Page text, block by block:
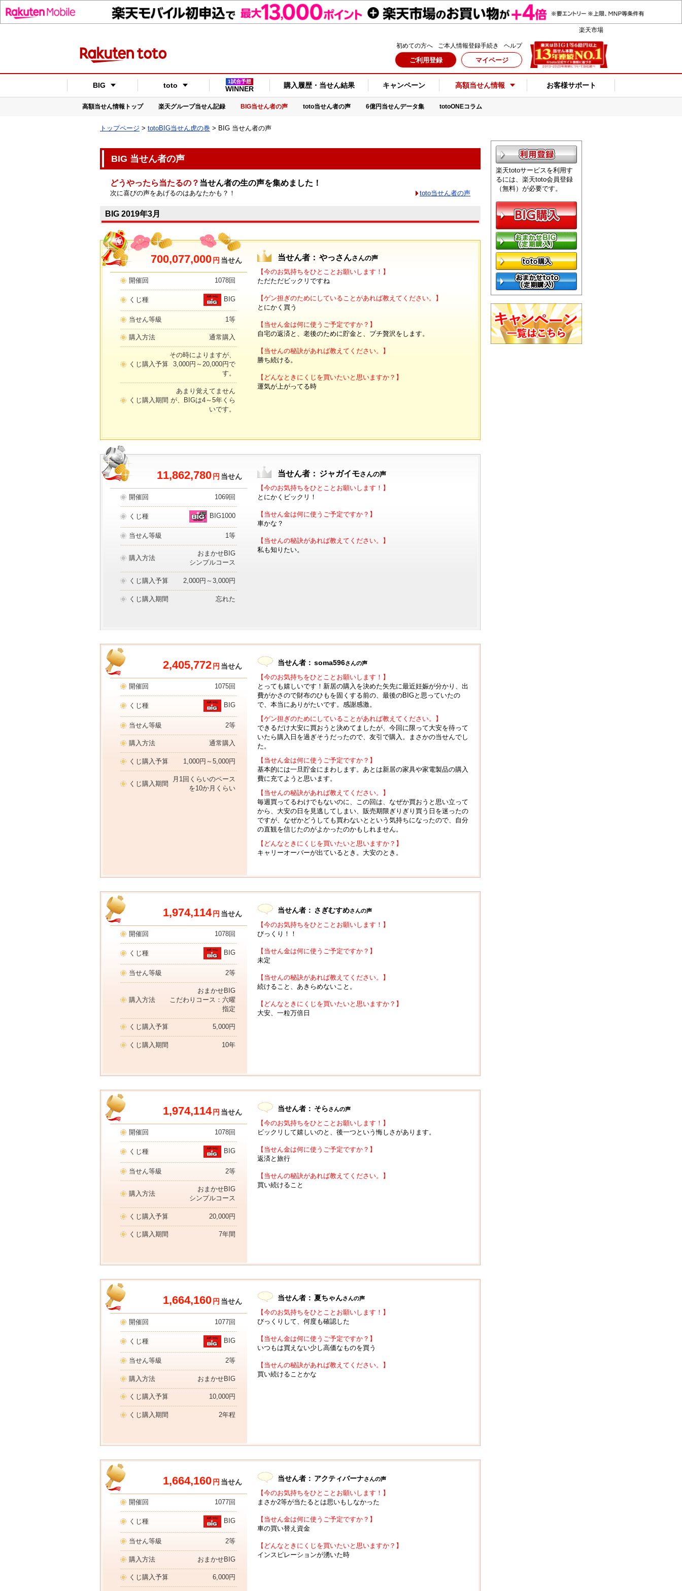
楽天市場
初めての方へ ご本人情報登録手続き ヘルプ
ご利用登録 マイページ
BIG toto 1試合予想
WINNER 購入履歴・当せん結果 キャンペーン 高額当せん情報 お客様サポート
高額当せん情報トップ 楽天グループ当せん記録 BIG当せん者の声 toto当せん者の声 6億円当せんデータ集 totoONEコラム
トップページ > totoBIG当せん虎の巻 > BIG 当せん者の声
BIG 当せん者の声
どうやったら当たるの？ 当せん者の生の声を集めました！
次に喜びの声をあげるのはあなたかも？！ toto当せん者の声
BIG 2019年3月
700,077,000 円 当せん
開催回 1078回
くじ種 BIG
当せん等級 1等
購入方法 通常購入
くじ購入予算
その時によりますが、
3,000円～20,000円で
す。
くじ購入期間
あまり覚えてません
が、BIGは4～5年くら
いです。
当せん者： やっさんさんの声
【今のお気持ちをひとことお願いします！】
ただただビックリですね
【ゲン担ぎのためにしていることがあれば教えてください。】
とにかく買う
【当せん金は何に使うご予定ですか？】
自宅の返済と、老後のために貯金と、プチ贅沢をします。
【当せんの秘訣があれば教えてください。】
勝ち続ける。
【どんなときにくじを買いたいと思いますか？】
運気が上がってる時
11,862,780 円 当せん
開催回 1069回
くじ種 BIG1000
当せん等級 1等
購入方法
おまかせBIG
シンプルコース
くじ購入予算 2,000円～3,000円
くじ購入期間 忘れた
当せん者： ジャガイモさんの声
【今のお気持ちをひとことお願いします！】
とにかくビックリ！
【当せん金は何に使うご予定ですか？】
車かな？
【当せんの秘訣があれば教えてください。】
私も知りたい。
2,405,772円 当せん
開催回 1075回
くじ種 BIG
当せん等級 2等
購入方法 通常購入
くじ購入予算 1,000円～5,000円
くじ購入期間
月1回くらいのペース
を10か月くらい
当せん者： soma596さんの声
【今のお気持ちをひとことお願いします！】
とっても嬉しいです！新居の購入を決めた矢先に最近妊娠が分かり、出
費がかさので財布のひもを固くする前の、最後のBIGと思っていたの
で、本当にありがたいです。感謝感激。
【ゲン担ぎのためにしていることがあれば教えてください。】
できるだけ大安に買おうと決めてましたが、今回に限って大安を待って
いたら購入日を過ぎそうだったので、友引で購入。まさかの当せんでし
た。
【当せん金は何に使うご予定ですか？】
基本的には一旦貯金にまわします。あとは新居の家具や家電製品の購入
費に充てようと思います。
【当せんの秘訣があれば教えてください。】
毎週買ってるわけでもないのに、この回は、なぜか買おうと思い立って
から、大安の日を見逃してしまい、販売期限ぎりぎり買う日を迷ったの
ですが、なぜかどうしても買わないとという気持ちになったので、自分
の直観を信じたのがよかったのかもしれません。
【どんなときにくじを買いたいと思いますか？】
キャリーオーバーが出ているとき。大安のとき。
1,974,114円 当せん
開催回 1078回
くじ種 BIG
当せん等級 2等
購入方法
おまかせBIG
こだわりコース：六曜
指定
くじ購入予算 5,000円
くじ購入期間 10年
当せん者： さぎむすめさんの声
【今のお気持ちをひとことお願いします！】
びっくり！！
【当せん金は何に使うご予定ですか？】
未定
【当せんの秘訣があれば教えてください。】
続けること、あきらめないこと。
【どんなときにくじを買いたいと思いますか？】
大安、一粒万倍日
1,974,114 円 当せん
開催回 1078回
くじ種 BIG
当せん等級 2等
購入方法
おまかせBIG
シンプルコース
くじ購入予算 20,000円
くじ購入期間 7年間
当せん者： そらさんの声
【今のお気持ちをひとことお願いします！】
ビックリして嬉しいのと、後一つという悔しさがあります。
【当せん金は何に使うご予定ですか？】
返済と旅行
【当せんの秘訣があれば教えてください。】
買い続けること
1,664,160 円 当せん
開催回 1077回
くじ種 BIG
当せん等級 2等
購入方法 おまかせBIG
くじ購入予算 10,000円
くじ購入期間 2年程
当せん者： 夏ちゃんさんの声
【今のお気持ちをひとことお願いします！】
びっくりして、何度も確認した
【当せん金は何に使うご予定ですか？】
いつもは買えない少し高価なものを買う
【当せんの秘訣があれば教えてください。】
買い続けることかな
1,664,160 円 当せん
開催回 1077回
くじ種 BIG
当せん等級 2等
購入方法 おまかせBIG
くじ購入予算 6,000円
当せん者： アクティバーナさんの声
【今のお気持ちをひとことお願いします！】
まさか2等が当たるとは思いもしなかった
【当せん金は何に使うご予定ですか？】
車の買い替え資金
【どんなときにくじを買いたいと思いますか？】
インスピレーションが湧いた時
楽天totoサービスを利用す
るには、楽天toto会員登録
（無料）が必要です。